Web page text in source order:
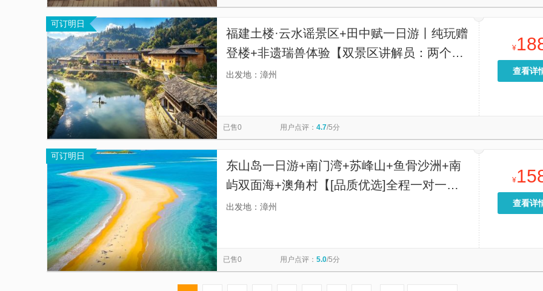
可订明日
福建土楼·云水谣景区+田中赋一日游丨纯玩赠
登楼+非遗瑞兽体验【双景区讲解员：两个景
区均有安排景区讲解员服务，听着讲解轻松游
出发地：漳州
¥
查看详
已售0 用户点评： 4.7/5分
可订明日
东山岛一日游+南门湾+苏峰山+鱼骨沙洲+南
屿双面海+澳角村【[品质优选]全程一对一服
务，不与陌生人拼车，司导耐心沟通，用心服
出发地：漳州
¥
查看详
已售0 用户点评： 5.0/5分